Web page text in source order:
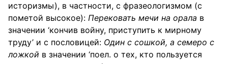
историзмы), в частности, с фразеологизмом (с
пометой высокое): Перековать мечи на орала в
значении ‘кончив войну, приступить к мирному
труду’ и с пословицей: Один с сошкой, а семеро с
ложкой в значении ‘поел. о тех, кто пользуется